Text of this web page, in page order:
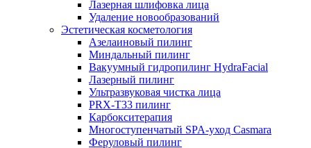
Лазерная шлифовка лица
Удаление новообразований
Эстетическая косметология
Азелаиновый пилинг
Миндальный пилинг
Вакуумный гидропилинг HydraFacial
Лазерный пилинг
Ультразвуковая чистка лица
PRX-T33 пилинг
Карбокситерапия
Многоступенчатый SPA-уход Сasmara
Феруловый пилинг